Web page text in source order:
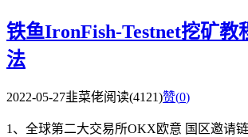
铁鱼IronFish-Testnet挖矿教
法
2022-05-27韭菜佬阅读(4121)赞(0)
1、全球第二大交易所OKX欧意 国区邀请链